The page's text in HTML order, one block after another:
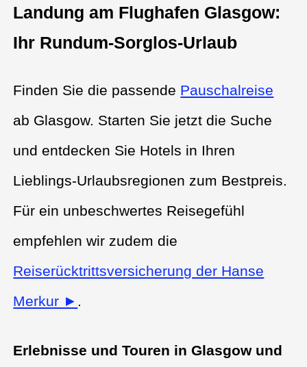
Landung am Flughafen Glasgow:
Ihr Rundum-Sorglos-Urlaub
Finden Sie die passende Pauschalreise
ab Glasgow. Starten Sie jetzt die Suche
und entdecken Sie Hotels in Ihren
Lieblings-Urlaubsregionen zum Bestpreis.
Für ein unbeschwertes Reisegefühl
empfehlen wir zudem die
Reiserücktrittsversicherung der Hanse
Merkur ► .
Erlebnisse und Touren in Glasgow und